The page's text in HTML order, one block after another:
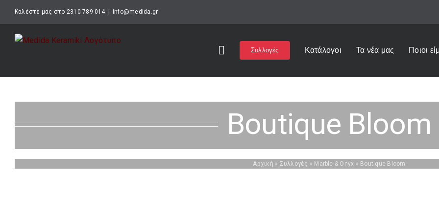
περιεχόμενο
Καλέστε μας στο 2310 789 014 info@medida.gr
Συλλογές Κατάλογοι Τα νέα μας Ποιοι
Boutique Bloom
Αρχική » Συλλογές » Marble & Onyx » Boutique Bloom